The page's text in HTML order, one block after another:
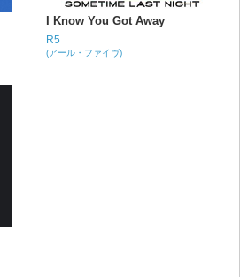
I Know You Got Away
R5
(アール・ファイヴ)